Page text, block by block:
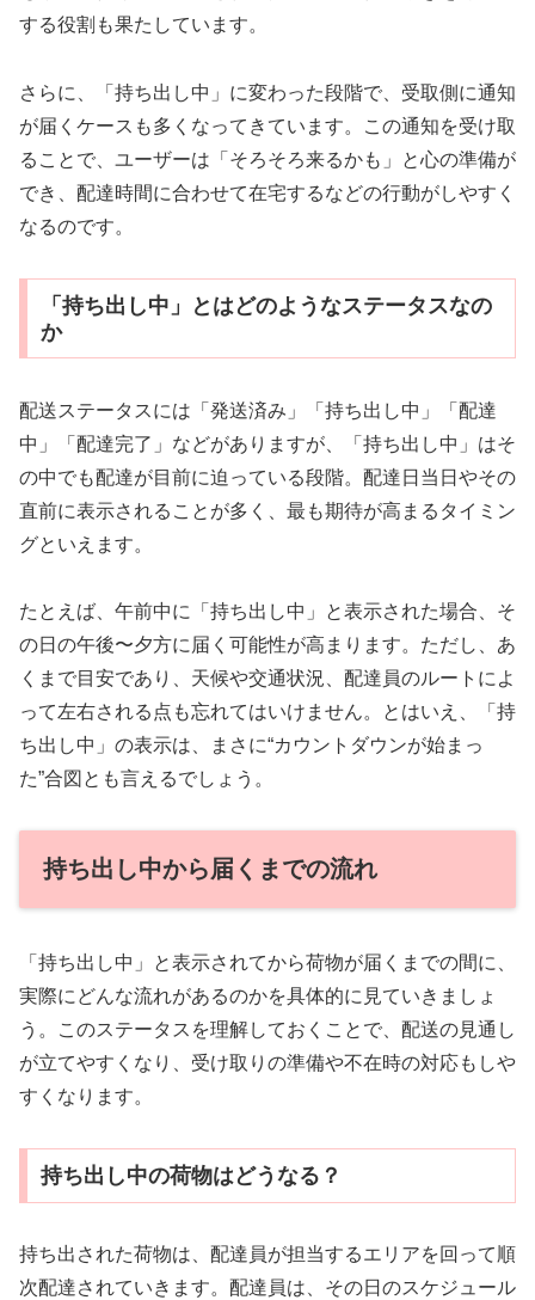
する役割も果たしています。
さらに、「持ち出し中」に変わった段階で、受取側に通知
が届くケースも多くなってきています。この通知を受け取
ることで、ユーザーは「そろそろ来るかも」と心の準備が
でき、配達時間に合わせて在宅するなどの行動がしやすく
なるのです。
「持ち出し中」とはどのようなステータスなの
か
配送ステータスには「発送済み」「持ち出し中」「配達
中」「配達完了」などがありますが、「持ち出し中」はそ
の中でも配達が目前に迫っている段階。配達日当日やその
直前に表示されることが多く、最も期待が高まるタイミン
グといえます。
たとえば、午前中に「持ち出し中」と表示された場合、そ
の日の午後〜夕方に届く可能性が高まります。ただし、あ
くまで目安であり、天候や交通状況、配達員のルートによ
って左右される点も忘れてはいけません。とはいえ、「持
ち出し中」の表示は、まさに“カウントダウンが始まっ
た”合図とも言えるでしょう。
持ち出し中から届くまでの流れ
「持ち出し中」と表示されてから荷物が届くまでの間に、
実際にどんな流れがあるのかを具体的に見ていきましょ
う。このステータスを理解しておくことで、配送の見通し
が立てやすくなり、受け取りの準備や不在時の対応もしや
すくなります。
持ち出し中の荷物はどうなる？
持ち出された荷物は、配達員が担当するエリアを回って順
次配達されていきます。配達員は、その日のスケジュール